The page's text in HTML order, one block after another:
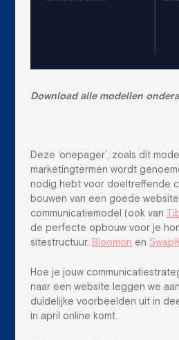
Download alle modellen
Deze ‘onepager’, zoals dit
marketingtermen wordt
nodig hebt voor doeltreffende
bouwen van een goede
communicatiemodel (ook van
de perfecte opbouw voor je
sitestructuur. Bloomon en
Hoe je jouw
naar een website leggen we
duidelijke voorbeelden uit in
in april online komt.